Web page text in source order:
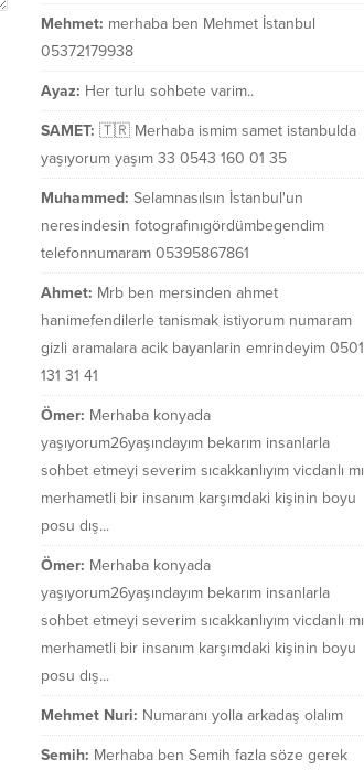
Mehmet: merhaba ben Mehmet İstanbul
05372179938
Ayaz: Her turlu sohbete varim..
SAMET: 🇹🇷 Merhaba ismim samet istanbulda
yaşıyorum yaşım 33 0543 160 01 35
Muhammed: Selamnasılsın İstanbul'un
neresindesin fotografınıgördümbegendim
telefonnumaram 05395867861
Ahmet: Mrb ben mersinden ahmet
hanimefendilerle tanismak istiyorum numaram
gizli aramalara acik bayanlarin emrindeyim 0501
131 31 41
Ömer: Merhaba konyada
yaşıyorum26yaşındayım bekarım insanlarla
sohbet etmeyi severim sıcakkanlıyım vicdanlı mı
merhametli bir insanım karşımdaki kişinin boyu
posu dış...
Ömer: Merhaba konyada
yaşıyorum26yaşındayım bekarım insanlarla
sohbet etmeyi severim sıcakkanlıyım vicdanlı mı
merhametli bir insanım karşımdaki kişinin boyu
posu dış...
Mehmet Nuri: Numaranı yolla arkadaş olalım
Semih: Merhaba ben Semih fazla söze gerek